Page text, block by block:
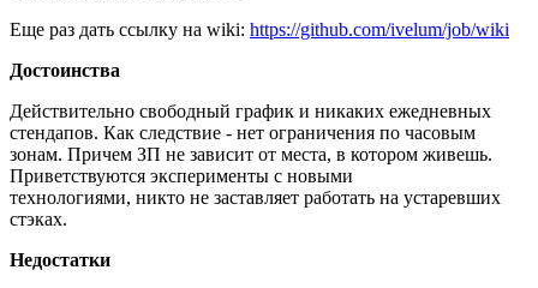
Еще раз дать ссылку на wiki: https://github.com/ivelum/job/wiki
Достоинства
Действительно свободный график и никаких ежедневных
стендапов. Как следствие - нет ограничения по часовым
зонам. Причем ЗП не зависит от места, в котором живешь.
Приветствуются эксперименты с новыми
технологиями, никто не заставляет работать на устаревших
стэках.
Недостатки